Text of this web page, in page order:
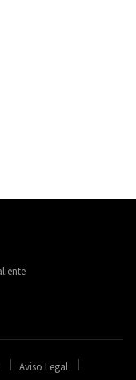
Aviso Legal